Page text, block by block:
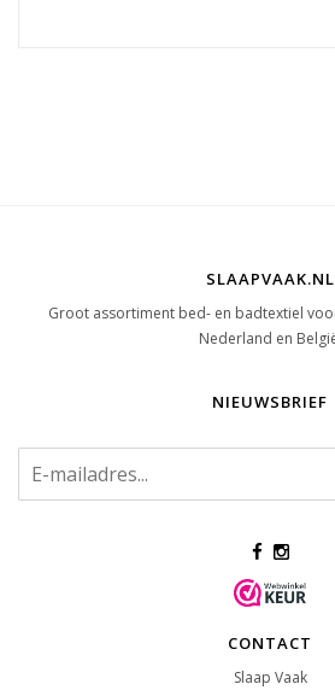
SLAAPVAAK.NL
Groot assortiment bed- en badtextiel
Nederland en
NIEUWSBRIEF
CONTACT
Slaap Vaak